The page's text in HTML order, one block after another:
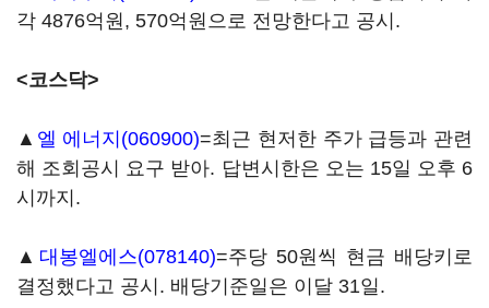
각 4876억원, 570억원으로 전망한다고 공시.
<코스닥>
▲ 엘 에너지(060900)=최근 현저한 주가 급등과 관련
해 조회공시 요구 받아. 답변시한은 오는 15일 오후 6
시까지.
▲ 대봉엘에스(078140)=주당 50원씩 현금 배당키로
결정했다고 공시. 배당기준일은 이달 31일.